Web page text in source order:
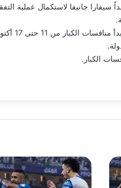
جانيفا لاستكمال عملية